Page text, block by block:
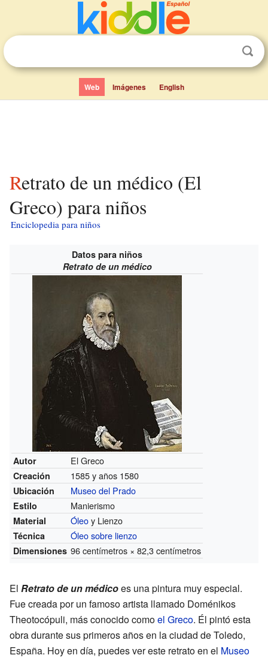
Web Imágenes English
Retrato de un médico (El
Greco) para niños
Enciclopedia para niños
Datos para niños
Retrato de un médico
Autor El Greco
Creación 1585 y años 1580
Ubicación Museo del Prado
Estilo Manierismo
Material Óleoy Lienzo
Técnica Óleo sobre lienzo
Dimensiones 96 centímetros × 82,3 centímetros
El Retrato de un médicoes una pintura muy especial.
Fue creada por un famoso artista llamado Doménikos
Theotocópuli, más conocido comoel Greco. Él pintó esta
obra durante sus primeros años en la ciudad de Toledo,
España. Hoy en día, puedes ver este retrato en el Museo